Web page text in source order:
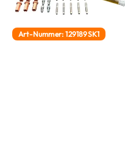
Art-Nummer: 129189SK1